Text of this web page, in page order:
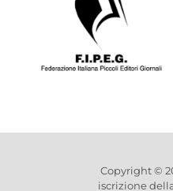
Copyright ©
iscrizione